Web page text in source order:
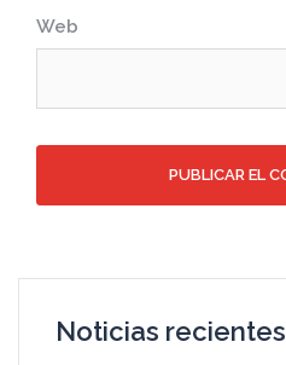
Web
Noticias recientes